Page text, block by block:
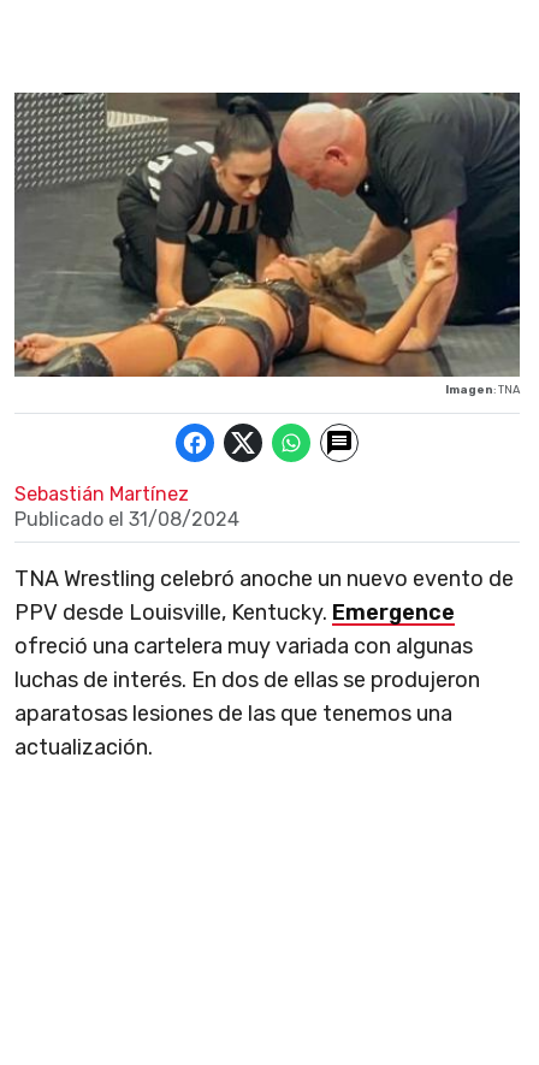
Imagen: TNA
Sebastián Martínez
Publicado el 31/08/2024
TNA Wrestling celebró anoche un nuevo evento de
PPV desde Louisville, Kentucky. Emergence
ofreció una cartelera muy variada con algunas
luchas de interés. En dos de ellas se produjeron
aparatosas lesiones de las que tenemos una
actualización.